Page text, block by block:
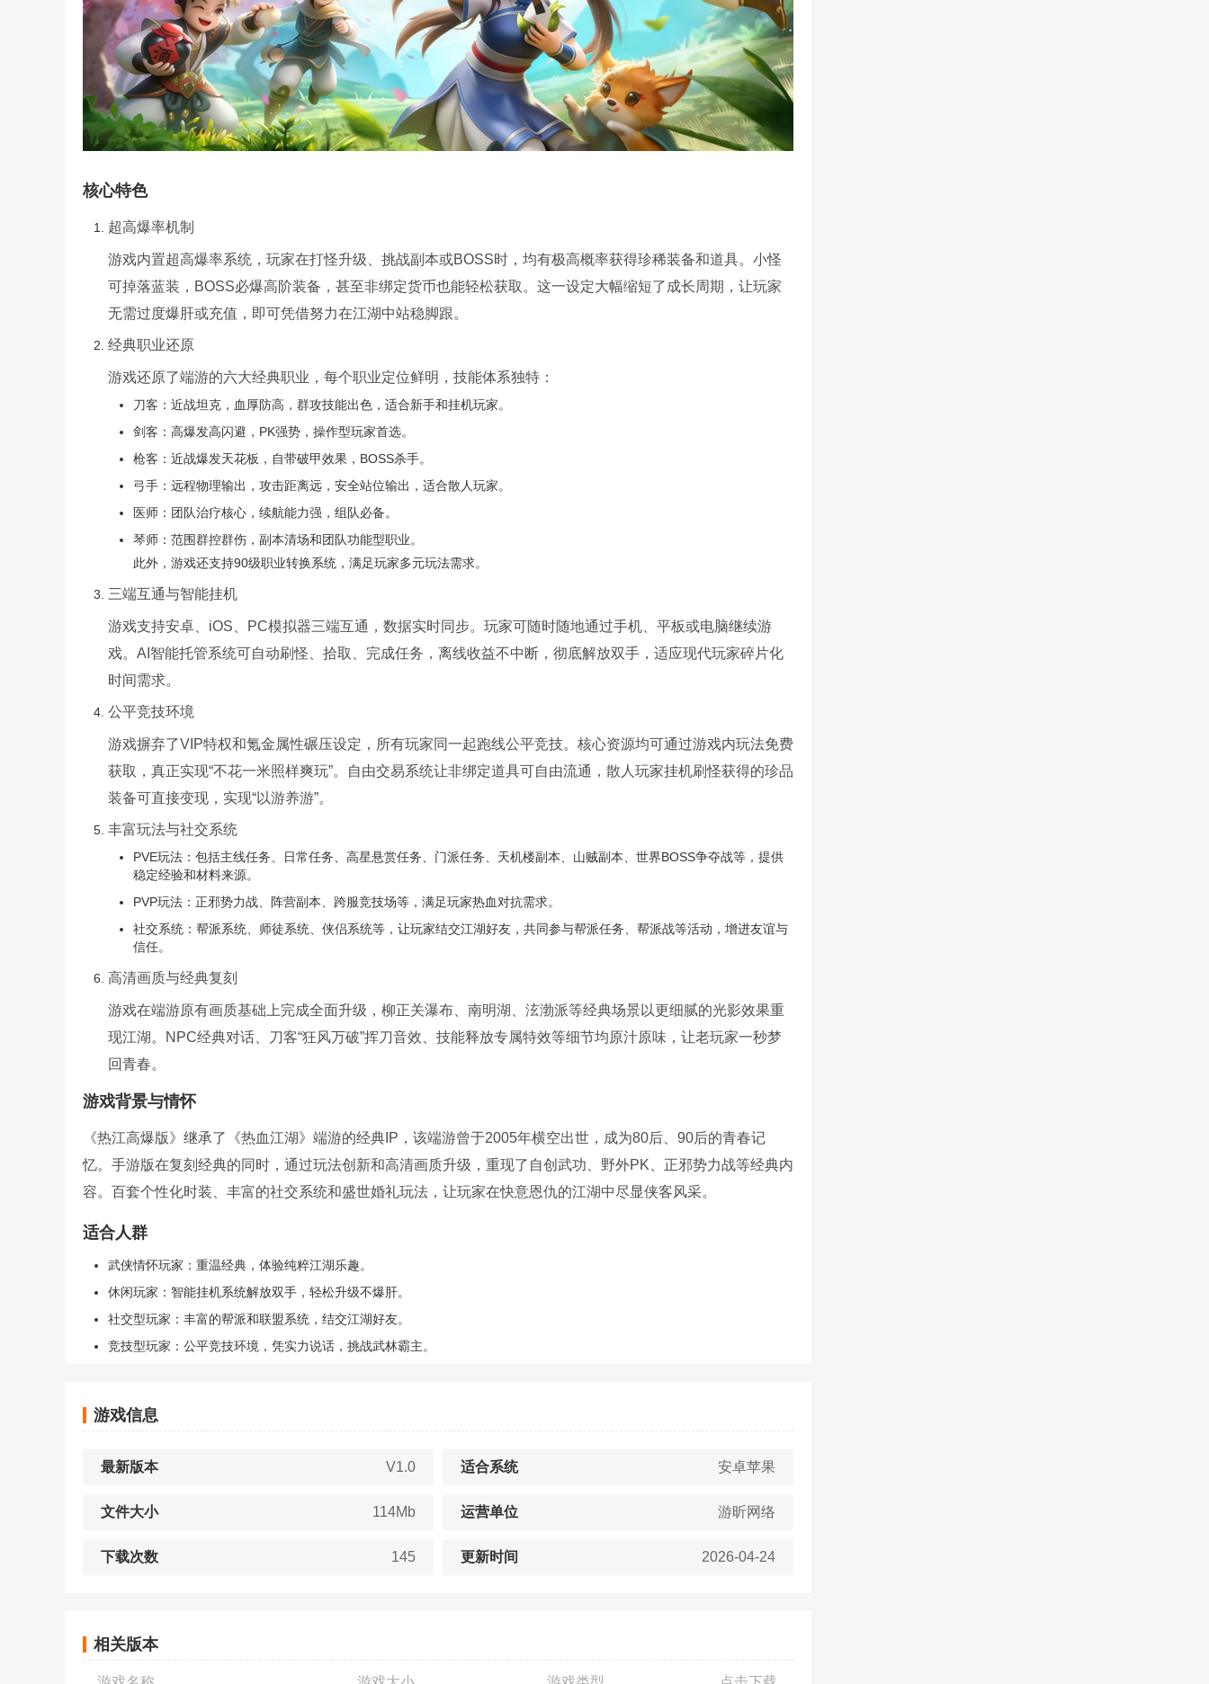
核心特色
超高爆率机制
游戏内置超高爆率系统，玩家在打怪升级、挑战副本或BOSS时，均有极高概率获得珍稀装备和道具。小怪
可掉落蓝装，BOSS必爆高阶装备，甚至非绑定货币也能轻松获取。这一设定大幅缩短了成长周期，让玩家
无需过度爆肝或充值，即可凭借努力在江湖中站稳脚跟。
经典职业还原
游戏还原了端游的六大经典职业，每个职业定位鲜明，技能体系独特：
刀客：近战坦克，血厚防高，群攻技能出色，适合新手和挂机玩家。
剑客：高爆发高闪避，PK强势，操作型玩家首选。
枪客：近战爆发天花板，自带破甲效果，BOSS杀手。
弓手：远程物理输出，攻击距离远，安全站位输出，适合散人玩家。
医师：团队治疗核心，续航能力强，组队必备。
琴师：范围群控群伤，副本清场和团队功能型职业。
此外，游戏还支持90级职业转换系统，满足玩家多元玩法需求。
三端互通与智能挂机
游戏支持安卓、iOS、PC模拟器三端互通，数据实时同步。玩家可随时随地通过手机、平板或电脑继续游
戏。AI智能托管系统可自动刷怪、拾取、完成任务，离线收益不中断，彻底解放双手，适应现代玩家碎片化
时间需求。
公平竞技环境
游戏摒弃了VIP特权和氪金属性碾压设定，所有玩家同一起跑线公平竞技。核心资源均可通过游戏内玩法免费
获取，真正实现“不花一米照样爽玩”。自由交易系统让非绑定道具可自由流通，散人玩家挂机刷怪获得的珍品
装备可直接变现，实现“以游养游”。
丰富玩法与社交系统
PVE玩法：包括主线任务、日常任务、高星悬赏任务、门派任务、天机楼副本、山贼副本、世界BOSS争夺战等，提供
稳定经验和材料来源。
PVP玩法：正邪势力战、阵营副本、跨服竞技场等，满足玩家热血对抗需求。
社交系统：帮派系统、师徒系统、侠侣系统等，让玩家结交江湖好友，共同参与帮派任务、帮派战等活动，增进友谊与
信任。
高清画质与经典复刻
游戏在端游原有画质基础上完成全面升级，柳正关瀑布、南明湖、泫渤派等经典场景以更细腻的光影效果重
现江湖。NPC经典对话、刀客“狂风万破”挥刀音效、技能释放专属特效等细节均原汁原味，让老玩家一秒梦
回青春。
游戏背景与情怀
《热江高爆版》继承了《热血江湖》端游的经典IP，该端游曾于2005年横空出世，成为80后、90后的青春记
忆。手游版在复刻经典的同时，通过玩法创新和高清画质升级，重现了自创武功、野外PK、正邪势力战等经典内
容。百套个性化时装、丰富的社交系统和盛世婚礼玩法，让玩家在快意恩仇的江湖中尽显侠客风采。
适合人群
武侠情怀玩家：重温经典，体验纯粹江湖乐趣。
休闲玩家：智能挂机系统解放双手，轻松升级不爆肝。
社交型玩家：丰富的帮派和联盟系统，结交江湖好友。
竞技型玩家：公平竞技环境，凭实力说话，挑战武林霸主。
游戏信息
最新版本 V1.0 适合系统 安卓苹果
文件大小 114Mb 运营单位 游昕网络
下载次数 145 更新时间 2026-04-24
相关版本